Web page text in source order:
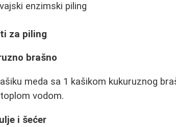
enzimski piling
za piling
brašno
meda sa 1 kašikom kukuruznog
vodom.
i šećer